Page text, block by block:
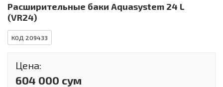
Расширительные баки Aquasystem 24 L
(VR24)
КОД 209433
Цена:
604 000 сум